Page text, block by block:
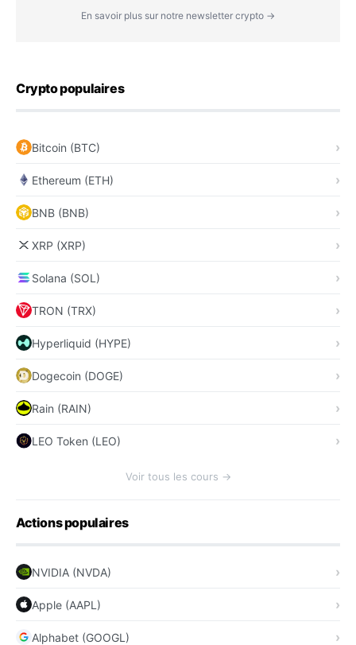
En savoir plus sur notre newsletter crypto →
Crypto populaires
Bitcoin (BTC)
Ethereum (ETH)
BNB (BNB)
XRP (XRP)
Solana (SOL)
TRON (TRX)
Hyperliquid (HYPE)
Dogecoin (DOGE)
Rain (RAIN)
LEO Token (LEO)
Voir tous les cours →
Actions populaires
NVIDIA (NVDA)
Apple (AAPL)
Alphabet (GOOGL)